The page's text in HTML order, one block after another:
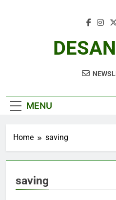
MENU
Home saving
saving